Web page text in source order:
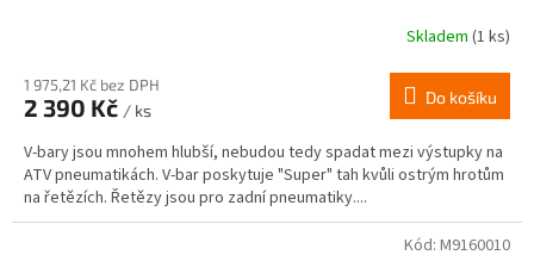
Skladem (1 ks)
1 975,21 Kč bez DPH
2 390 Kč / ks
Do košíku
V-bary jsou mnohem hlubší, nebudou tedy spadat mezi výstupky na
ATV pneumatikách. V-bar poskytuje "Super" tah kvůli ostrým hrotům
na řetězích. Řetězy jsou pro zadní pneumatiky....
Kód: M9160010